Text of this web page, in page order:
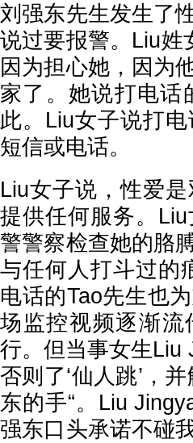
刘强东先生发生了
说过要报警。Liu姓
因为担心她，因为
家了。她说打电话
此。Liu女子说打
短信或电话。
Liu女子说，性爱
提供任何服务。
警警察检查她的胳
与任何人打斗过的
电话的Tao先生也
场监控视频逐渐流
行。但当事女生Liu
否则了‘仙人跳’，
东的手“。Liu
强东口头承诺不碰